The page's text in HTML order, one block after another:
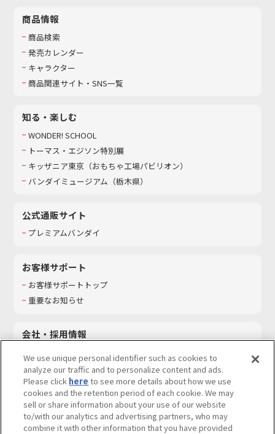
商品情報
商品検索
発売カレンダー
キャラクター
商品関連サイト・SNS一覧
知る・楽しむ
WONDER! SCHOOL
トーマス・エジソン特別展
キッザニア東京（おもちゃ工場パビリオン）​
バンダイミュージアム（栃木県）
公式通販サイト
プレミアムバンダイ
お客様サポート
お客様サポートトップ
重要なお知らせ
会社・採用情報
採用情報
サステナビリティ
お問い合わせ
We use unique personal identifier such as cookies to
analyze our traffic and to personalize content and ads.
Please click here to see more details about how we use
cookies and the retention period of each cookie. We may
sell or share information about your use of our website
to/with our analytics and advertising partners, who may
combine it with other information that you have provided